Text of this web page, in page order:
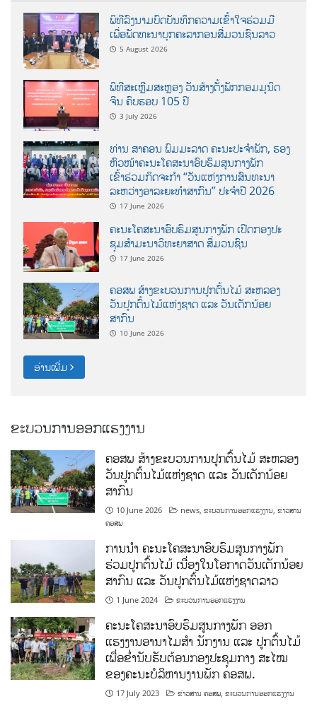
ພິທີລົງນາມບົດບັນທຶກຄວາມເຂົ້າໃຈຮ່ວມມື
ເພື່ອພັດທະນາບຸກຄະລາກອນສື່ມວນຊົນລາວ
5 August 2026
ພິທີສະເຫຼີມສະຫຼອງ ວັນສ້າງຕັ້ງພັກກອມມູນິດ
ຈີນ ຄົບຮອບ 105 ປີ
3 July 2026
ທ່ານ ສາຄອນ ພົມມະລາດ ຄະນະປະຈໍາພັກ, ຮອງ
ຫົວໜ້າຄະນະໂຄສະນາອົບຮົມສູນກາງພັກ
ເຂົ້າຮ່ວມກິດຈະກຳ “ວັນແຫ່ງການສົນທະນາ
ລະຫວ່າງອາລະຍະທຳສາກົນ” ປະຈຳປີ 2026
17 June 2026
ຄະນະໂຄສະນາອົບຮົມສູນກາງພັກ ເປີດກອງປະ
ຊຸມສຳມະນາວິທະຍາສາດ ສຶ່ມວນຊົນ
17 June 2026
ຄອສພ ສ້າງຂະບວນການປູກຕົ້ນໄມ້ ສະຫລອງ
ວັນປູກຕົ້ນໄມ້ແຫ່ງຊາດ ແລະ ວັນເດັກນ້ອຍ
ສາກົນ
10 June 2026
ອ່ານເພີ່ມ
ຂະບວນການອອກແຮງງານ
ຄອສພ ສ້າງຂະບວນການປູກຕົ້ນໄມ້ ສະຫລອງ
ວັນປູກຕົ້ນໄມ້ແຫ່ງຊາດ ແລະ ວັນເດັກນ້ອຍ
ສາກົນ
10 June 2026 news ,ຂະບວນການອອກແຮງງານ ,ຂ່າວສານ
ຄອສພ
ການນໍາ ຄະນະໂຄສະນາອົບຮົມສູນກາງພັກ
ຮ່ວມປູກຕົ້ນໄມ້ ເນື່ອງໃນໂອກາດວັນເດັກນ້ອຍ
ສາກົນ ແລະ ວັນປູກຕົ້ນໄມ້ແຫ່ງຊາດລາວ
1 June 2024 ຂະບວນການອອກແຮງງານ
ຄະນະໂຄສະນາອົບຮົມສູນກາງພັກ ອອກ
ແຮງງານອານາໄມສໍາ ນັກງານ ແລະ ປູກຕົ້ນໄມ້
ເພື່ອຂໍ່ານັບຮັບຕ້ອນກອງປະຊຸມກາງ ສະໄໝ
ຂອງຄະນະບໍລິຫານງານພັກ ຄອສພ.
17 July 2023 ຂ່າວສານ ຄອສພ ,ຂະບວນການອອກແຮງງານ